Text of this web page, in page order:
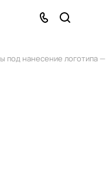
под нанесение логотипа